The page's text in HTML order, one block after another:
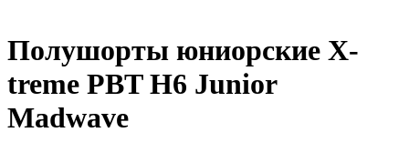
Полушорты юниорские X-
treme PBT H6 Junior
Madwave